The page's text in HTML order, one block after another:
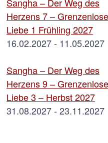
Herzens 7 – Grenzenlose
Liebe 1 Frühling 2027
16.02.2027 - 11.05.2027
Sangha – Der Weg des
Herzens 9 – Grenzenlose
Liebe 3 – Herbst 2027
31.08.2027 - 23.11.2027